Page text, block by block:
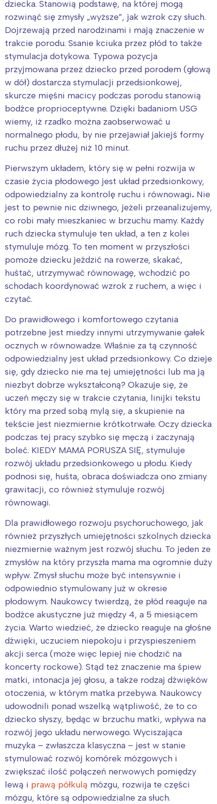
dziecka. Stanowią podstawę, na której mogą
rozwinąć się zmysły „wyższe”, jak wzrok czy słuch.
Dojrzewają przed narodzinami i mają znaczenie w
trakcie porodu. Ssanie kciuka przez płód to także
stymulacja dotykowa. Typowa pozycja
przyjmowana przez dziecko przed porodem (głową
w dół) dostarcza stymulacji przedsionkowej,
skurcze mięśni macicy podczas porodu stanowią
bodźce proprioceptywne. Dzięki badaniom USG
wiemy, iż rzadko można zaobserwować u
normalnego płodu, by nie przejawiał jakiejś formy
ruchu przez dłużej niż 10 minut.
Pierwszym układem, który się w pełni rozwija w
czasie życia płodowego jest układ przedsionkowy,
odpowiedzialny za kontrolę ruchu i równowagi. Nie
jest to pewnie nic dziwnego, jeżeli przeanalizujemy,
co robi mały mieszkaniec w brzuchu mamy. Każdy
ruch dziecka stymuluje ten układ, a ten z kolei
stymuluje mózg. To ten moment w przyszłości
pomoże dziecku jeździć na rowerze, skakać,
huśtać, utrzymywać równowagę, wchodzić po
schodach koordynować wzrok z ruchem, a więc i
czytać.
Do prawidłowego i komfortowego czytania
potrzebne jest miedzy innymi utrzymywanie gałek
ocznych w równowadze. Właśnie za tą czynność
odpowiedzialny jest układ przedsionkowy. Co dzieje
się, gdy dziecko nie ma tej umiejętności lub ma ją
niezbyt dobrze wykształconą? Okazuje się, że
uczeń męczy się w trakcie czytania, linijki tekstu
który ma przed sobą mylą się, a skupienie na
tekście jest niezmiernie krótkotrwałe. Oczy dziecka
podczas tej pracy szybko się męczą i zaczynają
boleć. KIEDY MAMA PORUSZA SIĘ, stymuluje
rozwój układu przedsionkowego u płodu. Kiedy
podnosi się, huśta, obraca doświadcza ono zmiany
grawitacji, co również stymuluje rozwój
równowagi.
Dla prawidłowego rozwoju psychoruchowego, jak
również przyszłych umiejętności szkolnych dziecka
niezmiernie ważnym jest rozwój słuchu. To jeden ze
zmysłów na który przyszła mama ma ogromnie duży
wpływ. Zmysł słuchu może być intensywnie i
odpowiednio stymulowany już w okresie
płodowym. Naukowcy twierdzą, że płód reaguje na
bodźce akustyczne już między 4, a 5 miesiącem
życia. Warto wiedzieć, że dziecko reaguje na głośne
dźwięki, uczuciem niepokoju i przyspieszeniem
akcji serca (może więc lepiej nie chodzić na
koncerty rockowe). Stąd też znaczenie ma śpiew
matki, intonacja jej głosu, a także rodzaj dźwięków
otoczenia, w którym matka przebywa. Naukowcy
udowodnili ponad wszelką wątpliwość, że to co
dziecko słyszy, będąc w brzuchu matki, wpływa na
rozwój jego układu nerwowego. Wyciszająca
muzyka – zwłaszcza klasyczna – jest w stanie
stymulować rozwój komórek mózgowych i
zwiększać ilość połączeń nerwowych pomiędzy
lewą i prawą półkulą mózgu, rozwija te części
mózgu, które są odpowiedzialne za słuch.